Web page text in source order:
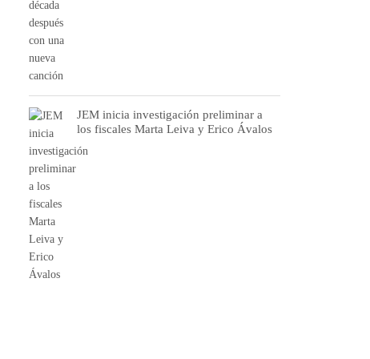
JEM inicia investigación preliminar a
los fiscales Marta Leiva y Erico Ávalos